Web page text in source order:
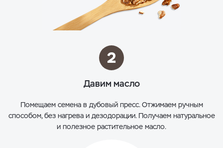
2
Давим масло
Помещаем семена в дубовый пресс. Отжимаем ручным
способом, без нагрева и дезодорации. Получаем натуральное
и полезное растительное масло.